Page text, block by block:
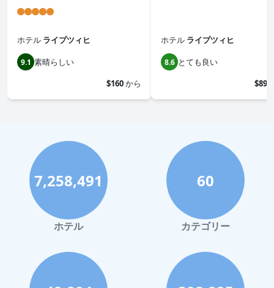
ホテル ライプツィヒ
9.1 素晴らしい
$160から
ホテル ライプツィヒ
8.6 とても良い
$89
7,258,491
ホテル
60
カテゴリー